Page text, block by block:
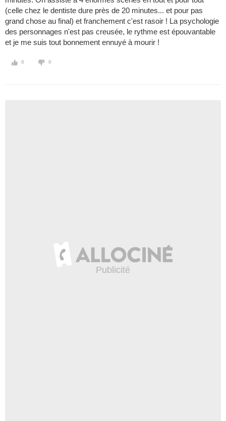
(celle chez le dentiste dure près de 20 minutes... et pour pas
grand chose au final) et franchement c'est rasoir ! La psychologie
des personnages n'est pas creusée, le rythme est épouvantable
et je me suis tout bonnement ennuyé à mourir !
0 0